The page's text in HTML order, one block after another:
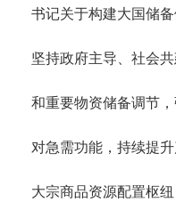
书记关于构建大国储
坚持政府主导、社会
和重要物资储备调节
对急需功能，持续提
大宗商品资源配置枢